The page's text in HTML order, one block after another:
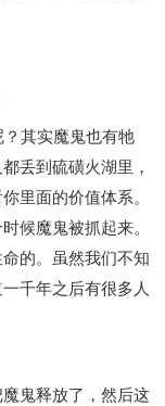
其实魔鬼也有牠
丢到硫磺火湖里，
里面的价值体系。
候魔鬼被抓起来。
的。虽然我们不知
千年之后有很多人
鬼释放了，然后这